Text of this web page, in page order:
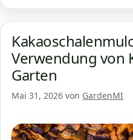
Verwendung von
Garten
Mai 31, 2026 von GardenMI